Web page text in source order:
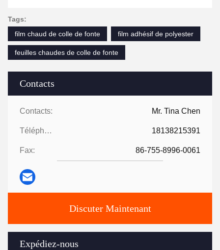
Contacts
Contacts: Mr. Tina Chen
Téléphone: 18138215391
Fax: 86-755-8996-0061
Discuter Maintenant
Expédiez-nous
Tags:
film chaud de colle de fonte
film adhésif de polyester
feuilles chaudes de colle de fonte